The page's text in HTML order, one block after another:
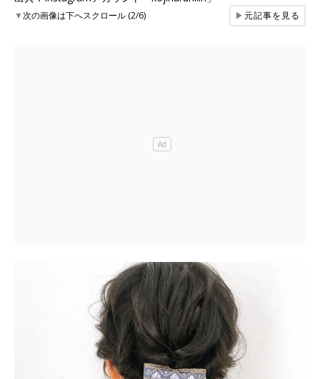
▼次の画像は下へスクロール (2/6) ▶元記事を見る